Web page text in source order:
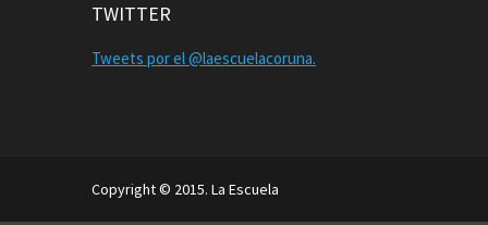
TWITTER
Tweets por el @laescuelacoruna.
Copyright © 2015. La Escuela